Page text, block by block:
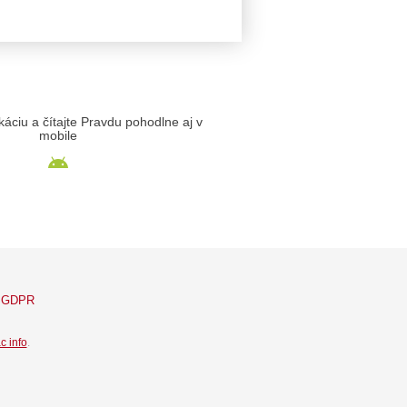
a čítajte Pravdu pohodlne aj v
mobile
GDPR
info.